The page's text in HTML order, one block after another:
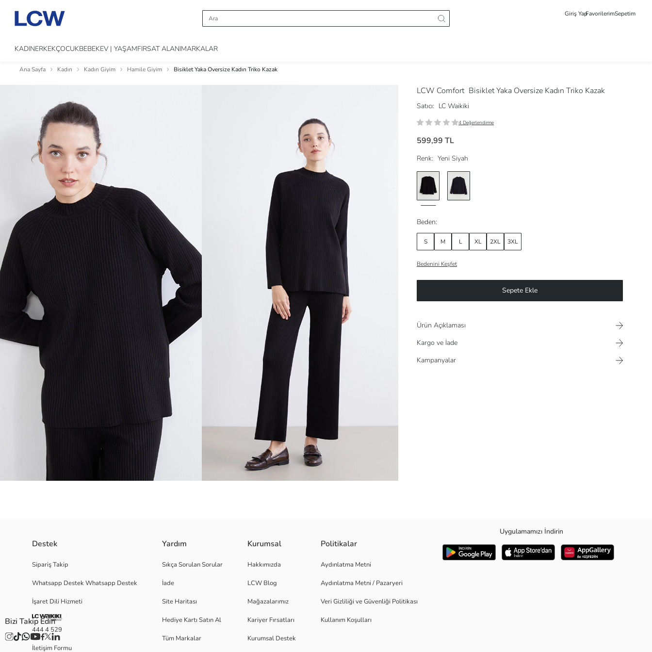
Giriş YapFavorilerimSepetim
KADINERKEKÇOCUKBEBEKEV | YAŞAMFIRSAT ALANIMARKALAR
Ana Sayfa Kadın Kadın Giyim Hamile Giyim Bisiklet Yaka Oversize Kadın Triko Kazak
LCW Comfort Bisiklet Yaka Oversize Kadın Triko Kazak
Satıcı: LC Waikiki
4 Değerlendirme
599,99 TL
Renk: Yeni Siyah
Beden:
S M L XL 2XL 3XL
Bedenini Keşfet
Sepete Ekle
Ürün Açıklaması
Kargo ve İade
Kampanyalar
Hamile giyime uygundur. Hamilelikte ve sonrasında rahatça kullanabilirsiniz.
Ana Kumaş:
Destek
Sipariş Takip
Whatsapp Destek Whatsapp Destek
İşaret Dili Hizmeti
444 4 529
İletişim Formu
Yardım
Sıkça Sorulan Sorular
İade
Site Haritası
Hediye Kartı Satın Al
Tüm Markalar
Kurumsal
Hakkımızda
LCW Blog
Mağazalarımız
Kariyer Fırsatları
Kurumsal Destek
Politikalar
Aydınlatma Metni
Aydınlatma Metni / Pazaryeri
Veri Gizliliği ve Güvenliği Politikası
Kullanım Koşulları
Uygulamamızı İndirin
Bizi Takip Edin